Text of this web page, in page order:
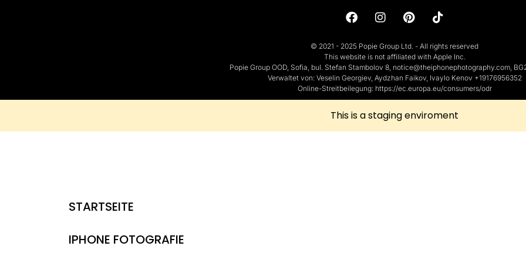
© 2021 - 2025 Popie Group Ltd. - All rights reserved
This website is not affiliated with Apple Inc.
Popie Group OOD, Sofia, bul. Stefan Stambolov 8, notice@theiphonephotography.com,
Verwaltet von: Veselin Georgiev, Aydzhan Faikov, Ivaylo Kenov +19176956352
Online-Streitbeilegung: https://ec.europa.eu/consumers/odr
This is a staging enviroment
STARTSEITE
IPHONE FOTOGRAFIE